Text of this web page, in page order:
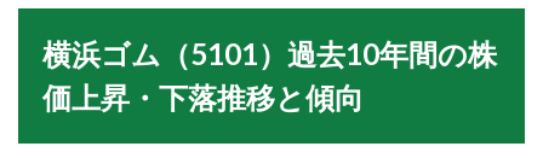
横浜ゴム（5101）過去10年間の株
価上昇・下落推移と傾向